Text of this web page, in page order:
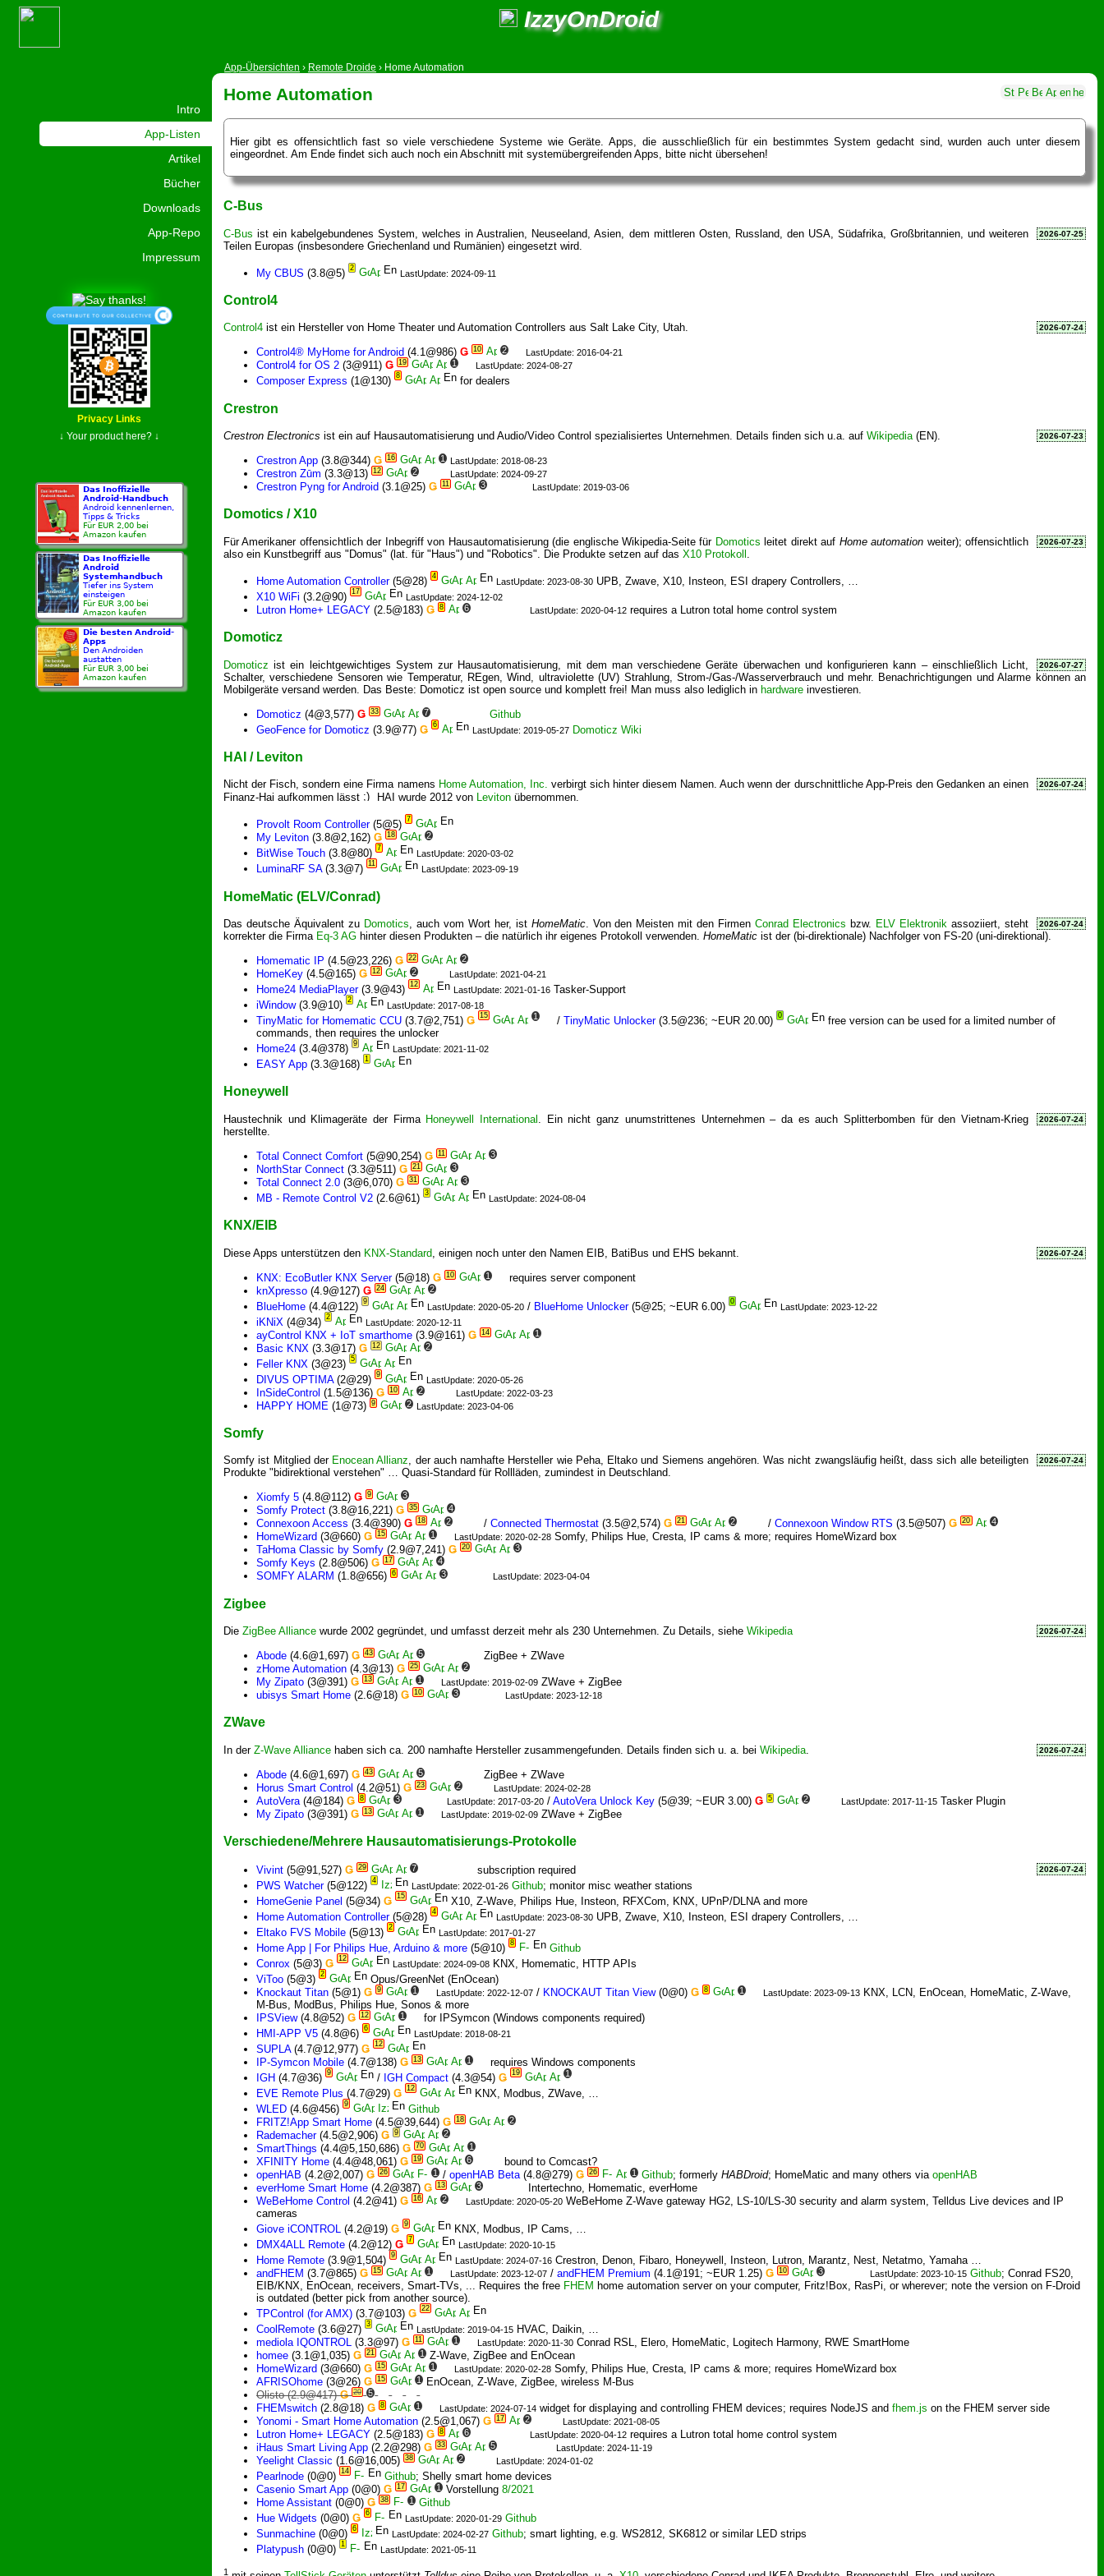
IzzyOnDroid
App-Übersichten › Remote Droide › Home Automation
Intro
App-Listen
Artikel
Bücher
Downloads
App-Repo
Impressum
Privacy Links
↓ Your product here? ↓
Das Inoffizielle
Android-Handbuch
Android kennenlernen,
Tipps & Tricks
Für EUR 2,00 bei
Amazon kaufen
Das Inoffizielle
Android
Systemhandbuch
Tiefer ins System
einsteigen
Für EUR 3,00 bei
Amazon kaufen
Die besten Android-
Apps
Den Androiden
austatten
Für EUR 3,00 bei
Amazon kaufen
Home Automation
Hier gibt es offensichtlich fast so viele verschiedene Systeme wie Geräte. Apps, die ausschließlich für ein bestimmtes System gedacht sind, wurden auch unter diesem
eingeordnet. Am Ende findet sich auch noch ein Abschnitt mit systemübergreifenden Apps, bitte nicht übersehen!
C-Bus
2026-07-25
C-Bus ist ein kabelgebundenes System, welches in Australien, Neuseeland, Asien, dem mittleren Osten, Russland, den USA, Südafrika, Großbritannien, und weiteren
Teilen Europas (insbesondere Griechenland und Rumänien) eingesetzt wird.
My CBUS (3.8@5) 2
LastUpdate: 2024-09-11
Control4
2026-07-24
Control4 ist ein Hersteller von Home Theater und Automation Controllers aus Salt Lake City, Utah.
Control4® MyHome for Android (4.1@986) Ǥ 10 2 LastUpdate: 2016-04-21
Control4 for OS 2 (3@911) Ǥ 19 1 LastUpdate: 2024-08-27
Composer Express (1@130) 8 for dealers
Crestron
2026-07-23
Crestron Electronics ist ein auf Hausautomatisierung und Audio/Video Control spezialisiertes Unternehmen. Details finden sich u.a. auf Wikipedia(EN).
Crestron App (3.8@344) Ǥ 16 1 LastUpdate: 2018-08-23
Crestron Zūm (3.3@13) 12 2 LastUpdate: 2024-09-27
Crestron Pyng for Android (3.1@25) Ǥ 11 3 LastUpdate: 2019-03-06
Domotics / X10
2026-07-23
Für Amerikaner offensichtlich der Inbegriff von Hausautomatisierung (die englische Wikipedia-Seite für Domotics leitet direkt auf Home automation weiter); offensichtlich
also ein Kunstbegriff aus "Domus" (lat. für "Haus") und "Robotics". Die Produkte setzen auf das X10 Protokoll
Home Automation Controller(5@28) 4
LastUpdate: 2023-08-30 UPB, Zwave, X10, Insteon, ESI drapery Controllers, …
X10 WiFi (3.2@90) 17
LastUpdate: 2024-12-02
Lutron Home+ LEGACY (2.5@183) Ǥ 8 6 LastUpdate: 2020-04-12 requires a Lutron total home control system
Domoticz
2026-07-27
Domoticz ist ein leichtgewichtiges System zur Hausautomatisierung, mit dem man verschiedene Geräte überwachen und konfigurieren kann – einschließlich Licht,
Schalter, verschiedene Sensoren wie Temperatur, REgen, Wind, ultraviolette (UV) Strahlung, Strom-/Gas-/Wasserverbrauch und mehr. Benachrichtigungen und Alarme können an
Mobilgeräte versand werden. Das Beste: Domoticz ist open source und komplett frei! Man muss also lediglich in hardware investieren.
Domoticz (4@3,577) Ǥ 33 7
Github
GeoFence for Domoticz (3.9@77) Ǥ 6
LastUpdate: 2019-05-27 Domoticz Wiki
HAI / Leviton
2026-07-24
Nicht der Fisch, sondern eine Firma namens Home Automation, Inc. verbirgt sich hinter diesem Namen. Auch wenn der durschnittliche App-Preis den Gedanken an einen
Finanz-Hai aufkommen lässt
HAI wurde 2012 von Leviton übernommen.
Provolt Room Controller(5@5) 7
My Leviton (3.8@2,162) Ǥ 18 2
BitWise Touch (3.8@80) 7
LastUpdate: 2020-03-02
LuminaRF SA(3.3@7) 11
LastUpdate: 2023-09-19
HomeMatic (ELV/Conrad)
2026-07-24
Das deutsche Äquivalent zu Domotics, auch vom Wort her, ist HomeMatic. Von den Meisten mit den FirmenConrad Electronics bzw. ELV Elektronik assoziiert, steht
korrekter die Firma Eq-3 AG hinter diesen Produkten – die natürlich ihr eigenes Protokoll verwenden. HomeMatic ist der (bi-direktionale) Nachfolger von FS-20 (uni-direktional).
Homematic IP (4.5@23,226) Ǥ 22 2
HomeKey (4.5@165) Ǥ 12 2 LastUpdate: 2021-04-21
Home24 MediaPlayer(3.9@43) 12
LastUpdate: 2021-01-16 Tasker-Support
iWindow(3.9@10) 2
LastUpdate: 2017-08-18
TinyMatic for Homematic CCU (3.7@2,751) Ǥ 15 1 /TinyMatic Unlocker(3.5@236; ~EUR 20.00)0
free version can be used for a limited number of
commands, then requires the unlocker
Home24 (3.4@378) 9
LastUpdate: 2021-11-02
EASY App (3.3@168) 1
Honeywell
2026-07-24
Haustechnik und Klimageräte der Firma Honeywell International
. Ein nicht ganz unumstrittenes Unternehmen – da es auch Splitterbomben für den Vietnam-Krieg
herstellte.
Total Connect Comfort (5@90,254) Ǥ 11 3
NorthStar Connect (3.3@511) Ǥ 21 3
Total Connect 2.0 (3@6,070) Ǥ 31 3
MB - Remote Control V2 (2.6@61) 3
LastUpdate: 2024-08-04
KNX/EIB
2026-07-24
Diese Apps unterstützen den KNX-Standard , einigen noch unter den Namen EIB, BatiBus und EHS bekannt.
KNX: EcoButler KNX Server(5@18) Ǥ 10 1
requires server component
knXpresso (4.9@127) Ǥ 24 2
BlueHome (4.4@122) 9
LastUpdate: 2020-05-20 / BlueHome Unlocker(5@25; ~EUR 6.00)0
LastUpdate: 2023-12-22
iKNiX (4@34) 2
LastUpdate: 2020-12-11
ayControl KNX + IoT smarthome (3.9@161) Ǥ 14 1
Basic KNX (3.3@17) Ǥ 12 2
Feller KNX (3@23) 5
DIVUS OPTIMA(2@29) 9
LastUpdate: 2020-05-26
InSideControl (1.5@136) Ǥ 10 2 LastUpdate: 2022-03-23
HAPPY HOME (1@73) 9 2 LastUpdate: 2023-04-06
Somfy
2026-07-24
Somfy ist Mitglied der Enocean Allianz, der auch namhafte Hersteller wie Peha, Eltako und Siemens angehören. Was nicht zwangsläufig heißt, dass sich alle beteiligten
Produkte "bidirektional verstehen" … Quasi-Standard für Rollläden, zumindest in Deutschland.
Xiomfy 5 (4.8@112) Ǥ 9 3
Somfy Protect (3.8@16,221) Ǥ 35 4
Connexoon Access (3.4@390) Ǥ 18 2 /Connected Thermostat (3.5@2,574)Ǥ 21 2 /Connexoon Window RTS (3.5@507)Ǥ 20 4
HomeWizard (3@660) Ǥ 15 1 LastUpdate: 2020-02-28 Somfy, Philips Hue, Cresta, IP cams & more; requires HomeWizard box
TaHoma Classic by Somfy (2.9@7,241) Ǥ 20 3
Somfy Keys (2.8@506) Ǥ 17 4
SOMFY ALARM (1.8@656) 6 3 LastUpdate: 2023-04-04
Zigbee
2026-07-24
Die ZigBee Alliance wurde 2002 gegründet, und umfasst derzeit mehr als 230 Unternehmen. Zu Details, siehe Wikipedia
Abode (4.6@1,697) Ǥ 43 5
ZigBee + ZWave
zHome Automation (4.3@13) Ǥ 25 2
My Zipato (3@391) Ǥ 13 1 LastUpdate: 2019-02-09 ZWave + ZigBee
ubisys Smart Home (2.6@18) Ǥ 10 3 LastUpdate: 2023-12-18
ZWave
2026-07-24
In der Z-Wave Alliance haben sich ca. 200 namhafte Hersteller zusammengefunden. Details finden sich u. a. bei Wikipedia
Abode (4.6@1,697) Ǥ 43 5
ZigBee + ZWave
Horus Smart Control (4.2@51) Ǥ 23 2 LastUpdate: 2024-02-28
AutoVera (4@184) Ǥ 8 3 LastUpdate: 2017-03-20 /AutoVera Unlock Key (5@39; ~EUR 3.00)Ǥ 5 2 LastUpdate: 2017-11-15 Tasker Plugin
My Zipato (3@391) Ǥ 13 1 LastUpdate: 2019-02-09 ZWave + ZigBee
Verschiedene/Mehrere Hausautomatisierungs-Protokolle
2026-07-24
Vivint (5@91,527) Ǥ 29 7
subscription required
PWS Watcher(5@122) 4
LastUpdate: 2022-01-26 Github; monitor misc weather stations
HomeGenie Panel (5@34) Ǥ 15
X10, Z-Wave, Philips Hue, Insteon, RFXCom, KNX, UPnP/DLNA and more
Home Automation Controller(5@28) 4
LastUpdate: 2023-08-30 UPB, Zwave, X10, Insteon, ESI drapery Controllers, …
Eltako FVS Mobile (5@13) 2
LastUpdate: 2017-01-27
Home App | For Philips Hue, Arduino & more (5@10) 8
Github
Conrox (5@3) Ǥ 12
LastUpdate: 2024-09-08 KNX, Homematic, HTTP APIs
ViToo (5@3) 2
Opus/GreenNet (EnOcean)
Knockaut Titan (5@1) Ǥ 9 1 LastUpdate: 2022-12-07 / KNOCKAUT Titan View(0@0)Ǥ 8 1 LastUpdate: 2023-09-13 KNX, LCN, EnOcean, HomeMatic, Z-Wave,
M-Bus, ModBus, Philips Hue, Sonos & more
IPSView(4.8@52) Ǥ 12 1
for IPSymcon (Windows components required)
HMI-APP V5 (4.8@6) 6
LastUpdate: 2018-08-21
SUPLA(4.7@12,977) Ǥ 12
IP-Symcon Mobile (4.7@138) Ǥ 13 1
requires Windows components
IGH (4.7@36) 9 / IGH Compact (4.3@54)Ǥ 19 1
EVE Remote Plus (4.7@29) Ǥ 12
KNX, Modbus, ZWave, …
WLED (4.6@456) 9
Github
FRITZ!App Smart Home (4.5@39,644) Ǥ 18 2
Rademacher(4.5@2,906) Ǥ 9 2
SmartThings (4.4@5,150,686) Ǥ 70 1
XFINITY Home (4.4@48,061) Ǥ 19 6
bound to Comcast?
openHAB (4.2@2,007) Ǥ 26 1 /openHAB Beta (4.8@279)Ǥ 26 1 Github; formerlyHABDroid; HomeMatic and many others viaopenHAB
everHome Smart Home (4.2@387) Ǥ 13 3
Intertechno, Homematic, everHome
WeBeHome Control (4.2@41) Ǥ 16 2 LastUpdate: 2020-05-20 WeBeHome Z-Wave gateway HG2, LS-10/LS-30 security and alarm system, Telldus Live devices and IP
cameras
Giove iCONTROL (4.2@19) Ǥ 9
KNX, Modbus, IP Cams, …
DMX4ALL Remote (4.2@12) Ǥ 7
LastUpdate: 2020-10-15
Home Remote (3.9@1,504) 9
LastUpdate: 2024-07-16 Crestron, Denon, Fibaro, Honeywell, Insteon, Lutron, Marantz, Nest, Netatmo, Yamaha …
andFHEM (3.7@865) Ǥ 15 1 LastUpdate: 2023-12-07 /andFHEM Premium (4.1@191; ~EUR 1.25)Ǥ 10 3 LastUpdate: 2023-10-15 Github; Conrad FS20,
EIB/KNX, EnOcean, receivers, Smart-TVs, ... Requires the free FHEM home automation server on your computer, Fritz!Box, RasPi, or wherever; note the version on F-Droid
is outdated (better pick from another source).
TPControl (for AMX) (3.7@103) Ǥ 22
CoolRemote (3.6@27) 3
LastUpdate: 2019-04-15 HVAC, Daikin, …
mediola IQONTROL (3.3@97) Ǥ 11 1 LastUpdate: 2020-11-30 Conrad RSL, Elero, HomeMatic, Logitech Harmony, RWE SmartHome
homee (3.1@1,035) Ǥ 21 1 Z-Wave, ZigBee and EnOcean
HomeWizard (3@660) Ǥ 15 1 LastUpdate: 2020-02-28 Somfy, Philips Hue, Cresta, IP cams & more; requires HomeWizard box
AFRISOhome (3@26) Ǥ 15 1 EnOcean, Z-Wave, ZigBee, wireless M-Bus
Olisto(2.9@417)Ǥ 20 5
FHEMswitch (2.8@18) Ǥ 8 1 LastUpdate: 2024-07-14 widget for displaying and controlling FHEM devices; requires NodeJS andfhem.js on the FHEM server side
Yonomi - Smart Home Automation (2.5@1,067) Ǥ 17 2 LastUpdate: 2021-08-05
Lutron Home+ LEGACY (2.5@183) Ǥ 8 6 LastUpdate: 2020-04-12 requires a Lutron total home control system
iHaus Smart Living App (2.2@298) Ǥ 33 5 LastUpdate: 2024-11-19
Yeelight Classic (1.6@16,005) 38 2 LastUpdate: 2024-01-02
Pearlnode (0@0) 14 Github; Shelly smart home devices
Casenio Smart App (0@0) Ǥ 17 1 Vorstellung8/2021
Home Assistant (0@0) Ǥ 38 1 Github
Hue Widgets (0@0) Ǥ 6
LastUpdate: 2020-01-29 Github
Sunmachine (0@0) 6
LastUpdate: 2024-02-27 Github; smart lighting, e.g. WS2812, SK6812 or similar LED strips
Platypush (0@0) 1
LastUpdate: 2021-05-11
1